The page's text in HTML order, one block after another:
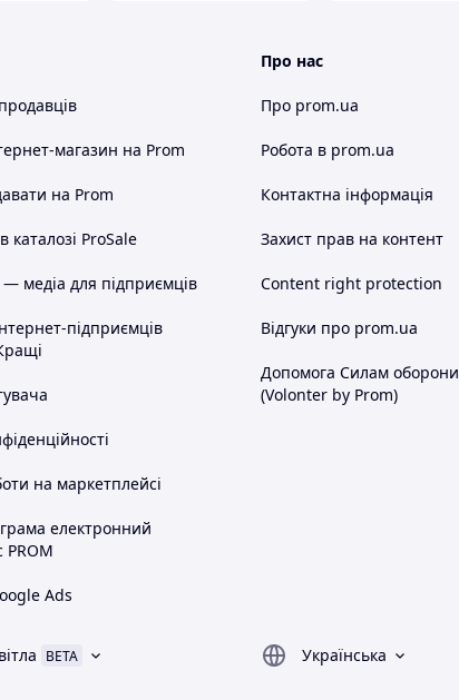
магазин на Prom
на Prom
каталозі ProSale
медіа для підприємців
підприємців
на маркетплейсі
електронний
PROM
Ads
Про нас
Про prom.ua
Робота в prom.ua
Контактна інформація
Захист прав на контент
Content right protection
Відгуки про prom.ua
Допомога Силам оборони
(Volonter by Prom)
BETA
Українська